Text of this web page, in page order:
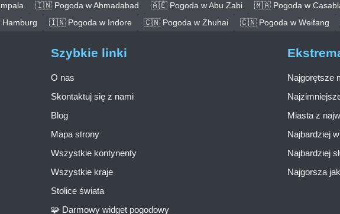
🇮🇳 Pogoda w Ahmadabad 🇦🇪 Pogoda w Abu Zabi 🇲🇦 Pogoda w
🇮🇳 Pogoda w Indore 🇨🇳 Pogoda w Zhuhai 🇨🇳 Pogoda w Weifang
Szybkie linki
O nas
Skontaktuj się z nami
Blog
Mapa strony
Wszystkie kontynenty
Wszystkie kraje
Stolice świata
🧩 Darmowy widget pogodowy
Najgorętsze
Miasta z
Najbardziej
Najbardziej
Najgorsza